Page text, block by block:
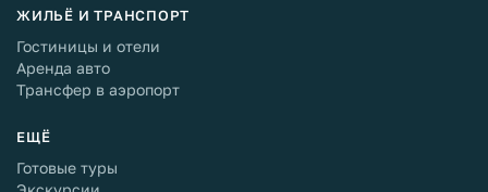
ЖИЛЬЁ И ТРАНСПОРТ
Гостиницы и отели
Аренда авто
Трансфер в аэропорт
ЕЩЁ
Готовые туры